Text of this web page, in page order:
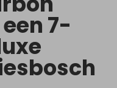
7-